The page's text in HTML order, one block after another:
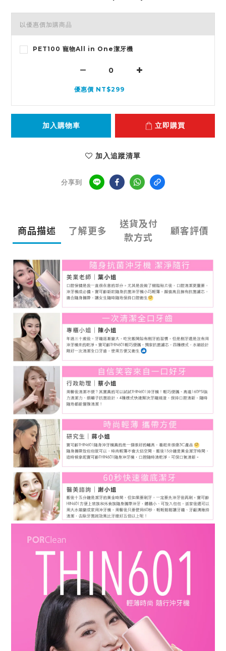
以優惠價加購商品
PET100 寵物All in One潔牙機
優惠價 NT$299
加入購物車 立即購買
加入追蹤清單
分享到
商品描述 了解更多
送貨及付
款方式
顧客評價